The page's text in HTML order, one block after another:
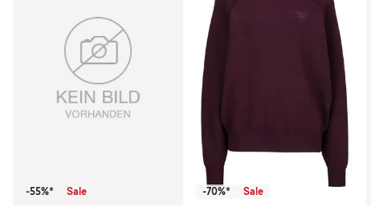
-55%* Sale -70%* Sale